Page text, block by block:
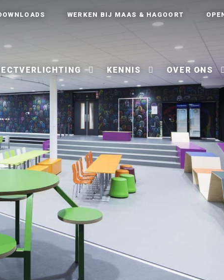
WERKEN BIJ MAAS & HAGOORT
KENNIS OVER ONS